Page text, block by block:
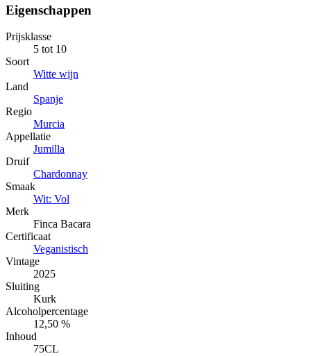
Eigenschappen
Prijsklasse
5 tot 10
Soort
Witte wijn
Land
Spanje
Regio
Murcia
Appellatie
Jumilla
Druif
Chardonnay
Smaak
Wit: Vol
Merk
Finca Bacara
Certificaat
Veganistisch
Vintage
2025
Sluiting
Kurk
Alcoholpercentage
12,50 %
Inhoud
75CL